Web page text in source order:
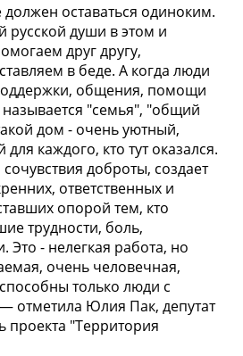
оставаться одиноким.
русской души в этом и
друг другу,
в беде. А когда люди
общения, помощи
называется "семья", "общий
дом - очень уютный,
каждого, кто тут оказался.
доброты, создает
ответственных и
опорой тем, кто
трудности, боль,
Это - нелегкая работа, но
очень человечная,
только люди с
отметила Юлия Пак, депутат
проекта "Территория